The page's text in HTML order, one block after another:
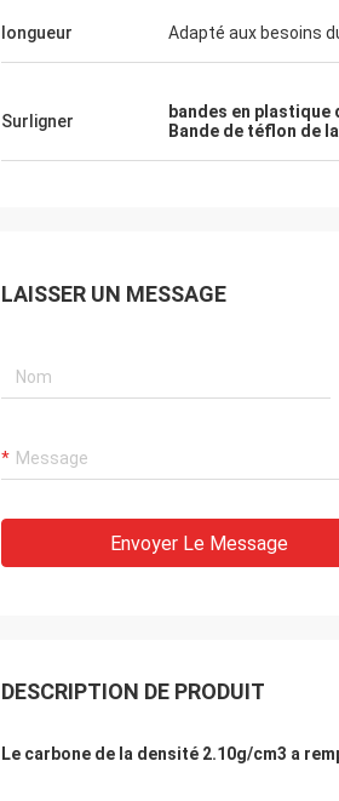
longueur Adapté aux besoins
Surligner bandes en plastique
Bande de téflon de
LAISSER UN MESSAGE
Envoyer Le Message
DESCRIPTION DE PRODUIT
Le carbone de la densité 2.10g/cm3 a